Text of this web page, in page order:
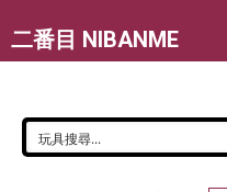
二番目 NIBANME